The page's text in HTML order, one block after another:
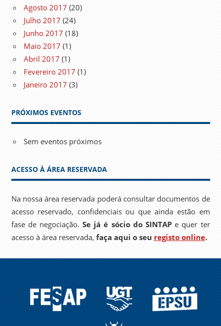
Agosto 2017 (20)
Julho 2017 (24)
Junho 2017 (18)
Maio 2017 (1)
Abril 2017 (1)
Fevereiro 2017 (1)
Janeiro 2017 (3)
PRÓXIMOS EVENTOS
Sem eventos próximos
ACESSO À ÁREA RESERVADA
Na nossa área reservada poderá consultar documentos de
acesso reservado, confidenciais ou que ainda estão em
fase de negociação.Se já é sócio do SINTAPe quer ter
acesso à área reservada, faça aqui o seu registo online.
FESAP UGT EPSU